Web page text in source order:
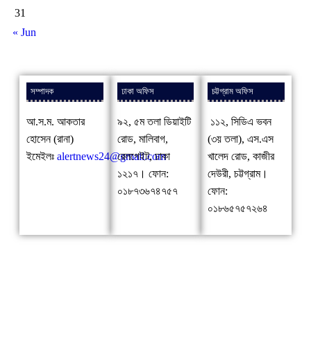
31
« Jun
সম্পাদক
আ.স.ম. আকতার
হোসেন (রানা)
ইমেইলঃ alertnews24@gmail.com
ঢাকা অফিস
৯২, ৫ম তলা ডিয়াইটি
রোড, মালিবাগ,
রেলগেইট, ঢাকা
১২১৭। ফোন:
০১৮৭৩৬৭৪৭৫৭
চট্টগ্রাম অফিস
১১২, সিডিএ ভবন
(৩য় তলা), এস.এস
খালেদ রোড, কাজীর
দেউরী, চট্টগ্রাম।
ফোন:
০১৮৬৫৭৫৭২৬৪